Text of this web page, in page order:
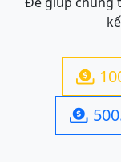

